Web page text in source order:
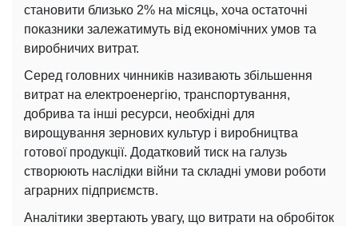
становити близько 2% на місяць, хоча остаточні
показники залежатимуть від економічних умов та
виробничих витрат.
Серед головних чинників називають збільшення
витрат на електроенергію, транспортування,
добрива та інші ресурси, необхідні для
вирощування зернових культур і виробництва
готової продукції. Додатковий тиск на галузь
створюють наслідки війни та складні умови роботи
аграрних підприємств.
Аналітики звертають увагу, що витрати на обробіток